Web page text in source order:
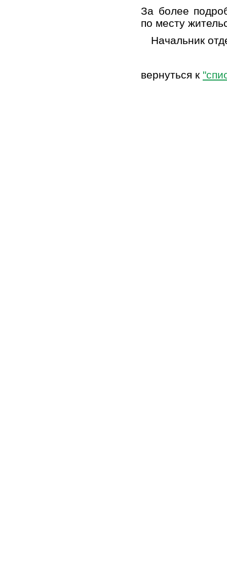
За более
по месту
Начальник
вернуться к